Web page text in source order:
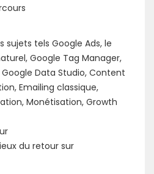
sujets tels Google Ads, le
Google Tag Manager,
Data Studio, Content
Emailing classique,
Monétisation, Growth
du retour sur